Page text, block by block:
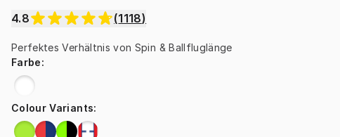
4.8 (1118)
Perfektes Verhältnis von Spin & Ballfluglänge
Farbe:
Colour Variants: